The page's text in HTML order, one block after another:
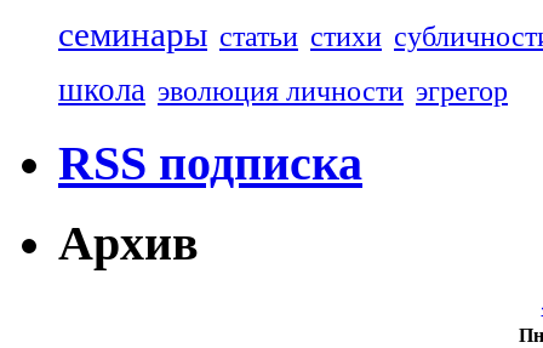
семинары статьи стихи
школа эволюция личности эгрегор
RSS подписка
Архив